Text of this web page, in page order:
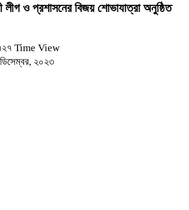
লীগ ও প্রশাসনের বিজয় শোভাযাত্রা অনুষ্ঠিত
Time View
২০২৩